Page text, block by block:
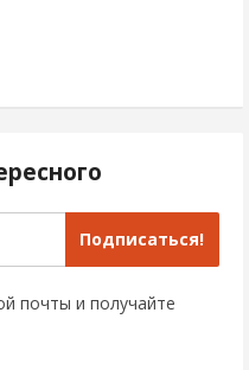
Подписаться!
почты и получайте